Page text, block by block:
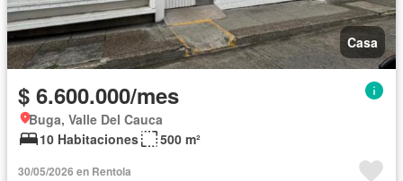
Casa
$ 6.600.000/mes
Buga, Valle Del Cauca
10 Habitaciones
500 m²
30/05/2026 en Rentola